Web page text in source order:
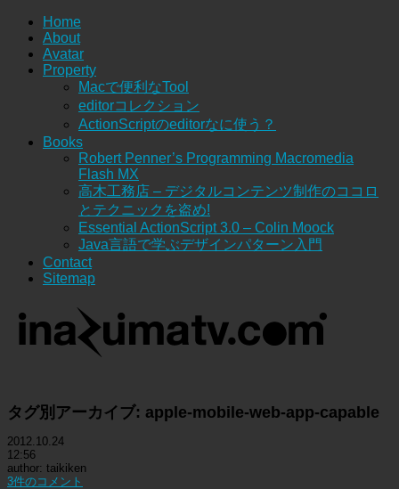
Home
About
Avatar
Property
Macで便利なTool
editorコレクション
ActionScriptのeditorなに使う？
Books
Robert Penner’s Programming Macromedia
Flash MX
高木工務店 – デジタルコンテンツ制作のココロ
とテクニックを盗め!
Essential ActionScript 3.0 – Colin Moock
Java言語で学ぶデザインパターン入門
Contact
Sitemap
タグ別アーカイブ: apple-mobile-web-app-capable
2012.10.24
12:56
author: taikiken
3件のコメント